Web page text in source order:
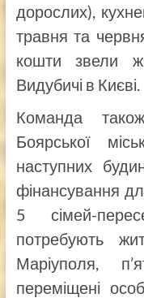
дорослих),
травня та
кошти звели
Видубичі в Києві.
Команда
Боярської
наступних
фінансування
5 сімей-
потребують
Маріуполя,
переміщені